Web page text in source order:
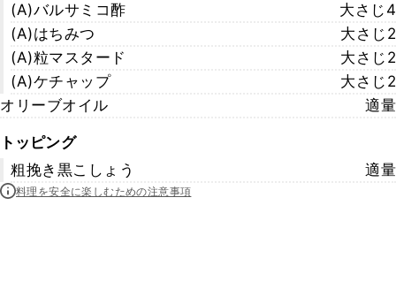
(A)バルサミコ酢
大さじ4
(A)はちみつ
大さじ2
(A)粒マスタード
大さじ2
(A)ケチャップ
大さじ2
オリーブオイル
適量
トッピング
粗挽き黒こしょう
適量
料理を安全に楽しむための注意事項